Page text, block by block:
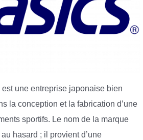
une entreprise japonaise bien
la conception et la fabrication d’une
sportifs. Le nom de la marque
hasard ; il provient d’une